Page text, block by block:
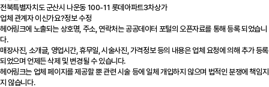
전북특별자치도 군산시 나운동 100-11 롯데아파트3차상가
업체 관계자 이신가요?정보 수정
헤어링크에 노출되는 상호명, 주소, 연락처는 공공데이터 포털의 오픈자료를 통해 등록 되었습니
다.
매장사진, 소개글, 영업시간, 휴무일, 시술사진, 가격정보 등의 내용은 업체 요청에 의해 추가 등록
되었으며 언제든 삭제 및 변경될 수 있습니다.
헤어링크는 업체 페이지를 제공할 뿐 관련 시술 등에 일체 개입하지 않으며 법적인 분쟁에 책임지
지 않습니다.